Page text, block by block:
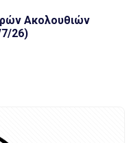
Ακολουθιών
26)